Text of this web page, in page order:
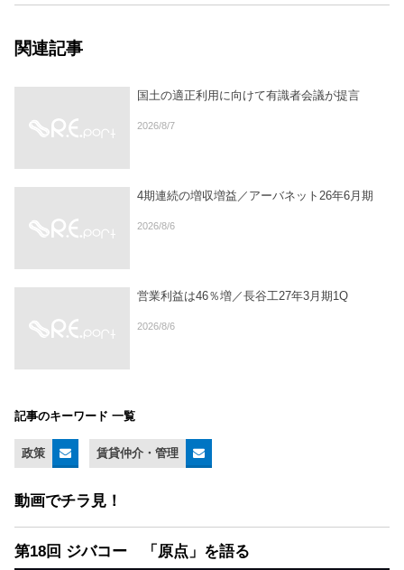
関連記事
国土の適正利用に向けて有識者会議が提言
2026/8/7
4期連続の増収増益／アーバネット26年6月期
2026/8/6
営業利益は46％増／長谷工27年3月期1Q
2026/8/6
記事のキーワード 一覧
政策 賃貸仲介・管理
動画でチラ見！
第18回 ジバコー 「原点」を語る